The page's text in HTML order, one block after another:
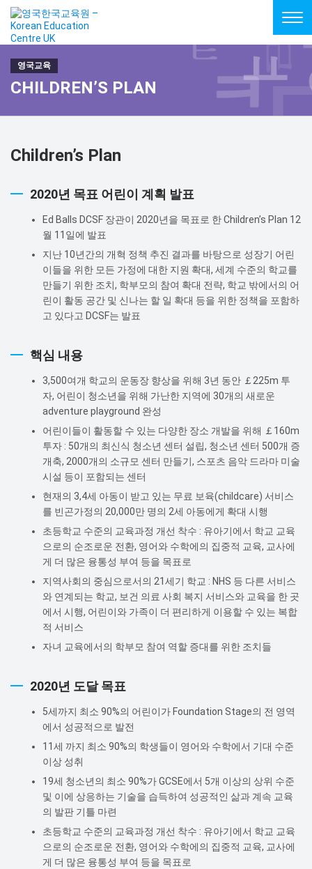
CHILDREN’S PLAN
Children’s Plan
2020년 목표 어린이 계획 발표
Ed Balls DCSF 장관이 2020년을 목표로 한 Children’s Plan 12
월 11일에 발표
지난 10년간의 개혁 정책 추진 결과를 바탕으로 성장기 어린
이들을 위한 모든 가정에 대한 지원 확대, 세계 수준의 학교를
만들기 위한 조치, 학부모의 참여 확대 전략, 학교 밖에서의 어
린이 활동 공간 및 신나는 할 일 확대 등을 위한 정책을 포함하
고 있다고 DCSF는 발표
핵심 내용
3,500여개 학교의 운동장 향상을 위해 3년 동안 ￡225m 투
자, 어린이 청소년을 위해 가난한 지역에 30개의 새로운
adventure playground 완성
어린이들이 활동할 수 있는 다양한 장소 개발을 위해 ￡160m
투자 : 50개의 최신식 청소년 센터 설립, 청소년 센터 500개 증
개축, 2000개의 소규모 센터 만들기, 스포츠 음악 드라마 미술
시설 등이 포함되는 센터
현재의 3,4세 아동이 받고 있는 무료 보육(childcare) 서비스
를 빈곤가정의 20,000만 명의 2세 아동에게 확대 시행
초등학교 수준의 교육과정 개선 착수 : 유아기에서 학교 교육
으로의 순조로운 전환, 영어와 수학에의 집중적 교육, 교사에
게 더 많은 융통성 부여 등을 목표로
지역사회의 중심으로서의 21세기 학교 : NHS 등 다른 서비스
와 연계되는 학교, 보건 의료 사회 복지 서비스와 교육을 한 곳
에서 시행, 어린이와 가족이 더 편리하게 이용할 수 있는 복합
적 서비스
자녀 교육에서의 학부모 참여 역할 증대를 위한 조치들
2020년 도달 목표
5세까지 최소 90%의 어린이가 Foundation Stage의 전 영역
에서 성공적으로 발전
11세 까지 최소 90%의 학생들이 영어와 수학에서 기대 수준
이상 성취
19세 청소년의 최소 90%가 GCSE에서 5개 이상의 상위 수준
및 이에 상응하는 기술을 습득하여 성공적인 삶과 계속 교육
의 발판 기틀 마련
초등학교 수준의 교육과정 개선 착수 : 유아기에서 학교 교육
으로의 순조로운 전환, 영어와 수학에의 집중적 교육, 교사에
게 더 많은 융통성 부여 등을 목표로